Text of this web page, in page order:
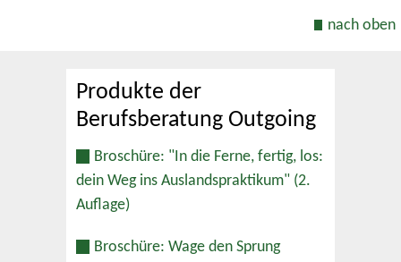
nach oben
Produkte der
Berufsberatung Outgoing
Broschüre: "In die Ferne, fertig, los:
dein Weg ins Auslandspraktikum" (2.
Auflage)
Broschüre: Wage den Sprung